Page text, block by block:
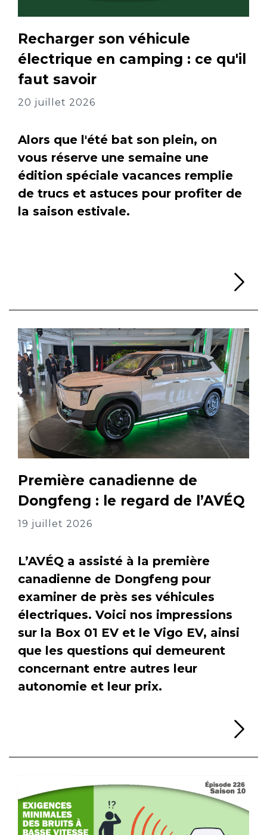
Recharger son véhicule
électrique en camping : ce qu'il
faut savoir
20 juillet 2026
Alors que l'été bat son plein, on
vous réserve une semaine une
édition spéciale vacances remplie
de trucs et astuces pour profiter de
la saison estivale.
Première canadienne de
Dongfeng : le regard de l’AVÉQ
19 juillet 2026
L’AVÉQ a assisté à la première
canadienne de Dongfeng pour
examiner de près ses véhicules
électriques. Voici nos impressions
sur la Box 01 EV et le Vigo EV, ainsi
que les questions qui demeurent
concernant entre autres leur
autonomie et leur prix.